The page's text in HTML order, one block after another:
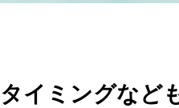
イミングなど